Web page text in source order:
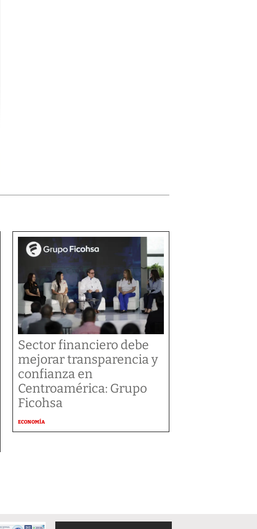
Sector financiero debe
mejorar transparencia y
confianza en
Centroamérica: Grupo
Ficohsa
ECONOMÍA